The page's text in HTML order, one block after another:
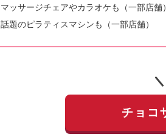
マッサージチェアやカラオケも（一部店舗）
話題のピラティスマシンも（一部店舗）
チョコ